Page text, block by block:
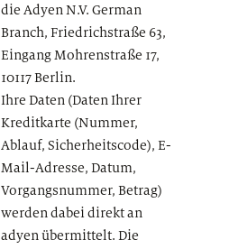
die Adyen N.V. German
Branch, Friedrichstraße 63,
Eingang Mohrenstraße 17,
10117 Berlin.
Ihre Daten (Daten Ihrer
Kreditkarte (Nummer,
Ablauf, Sicherheitscode), E-
Mail-Adresse, Datum,
Vorgangsnummer, Betrag)
werden dabei direkt an
adyen übermittelt. Die